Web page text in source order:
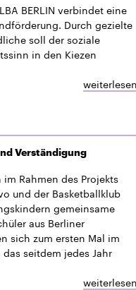
BERLIN verbindet eine
Durch gezielte
soll der soziale
in den Kiezen
weiterlesen
Verständigung
Rahmen des Projekts
und der Basketballklub
gemeinsame
aus Berliner
sich zum ersten Mal im
seitdem jedes Jahr
weiterlesen